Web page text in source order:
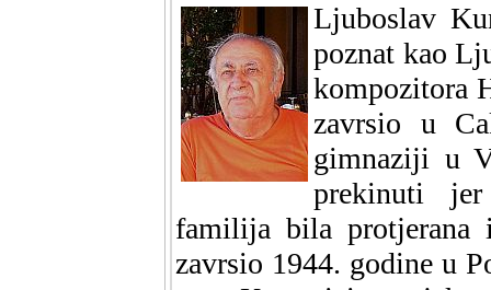
Ljuboslav
poznat kao
kompozitora
zavrsio u
gimnaziji u
prekinuti
familija bila protjerana
zavrsio 1944. godine u